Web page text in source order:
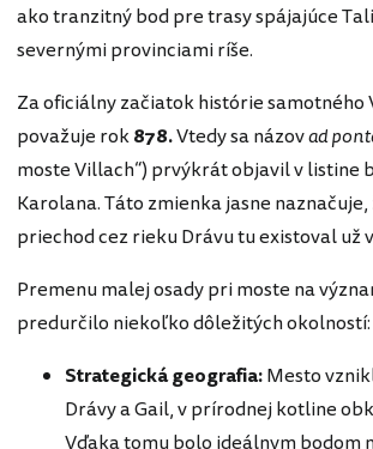
ako tranzitný bod pre trasy spájajúce
severnými provinciami ríše.
Za oficiálny začiatok histórie samotného
považuje rok878.Vtedy sa názovad
moste Villach“) prvýkrát objavil v listine
Karolana. Táto zmienka jasne
priechod cez rieku Drávu tu existoval už
Premenu malej osady pri moste na
predurčilo niekoľko dôležitých okolností:
Strategická geografia:Mesto
Drávy a Gail, v prírodnej kotline